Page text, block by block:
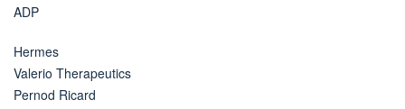
ADP
Hermes
Valerio Therapeutics
Pernod Ricard